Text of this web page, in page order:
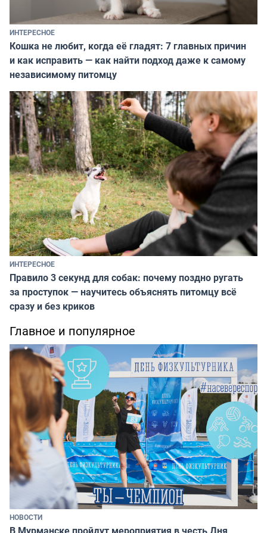
ИНТЕРЕСНОЕ
Кошка не любит, когда её гладят: 7 главных причин
и как исправить — как найти подход даже к самому
независимому питомцу
ИНТЕРЕСНОЕ
Правило 3 секунд для собак: почему поздно ругать
за проступок — научитесь объяснять питомцу всё
сразу и без криков
Главное и популярное
НОВОСТИ